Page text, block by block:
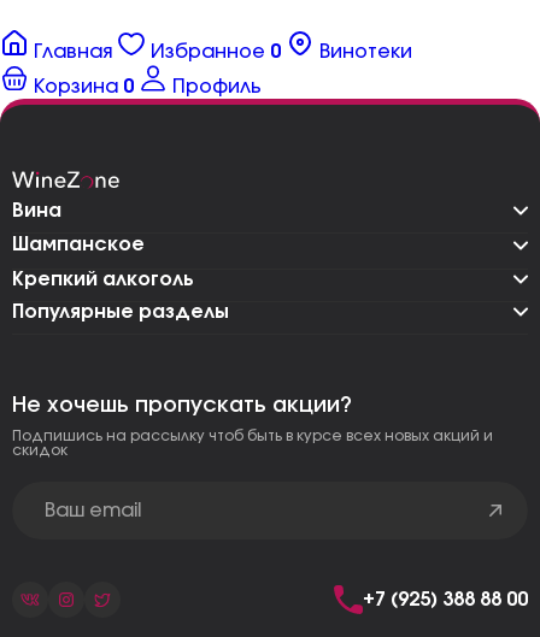
Главная Избранное 0
Винотеки
Корзина 0 Профиль
Вина
Шампанское
Крепкий алкоголь
Популярные разделы
Не хочешь пропускать акции?
Подпишись на рассылку чтоб быть в курсе всех новых акций и
скидок
+7 (925) 388 88 00